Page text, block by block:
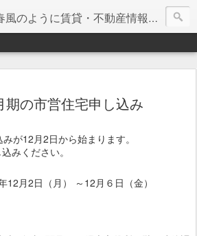
のように賃貸・不動産情報をお届けしております。
期の市営住宅申し込み
が12月2日から始まります。
みください。
12月2日（月） ～12月６日（金）